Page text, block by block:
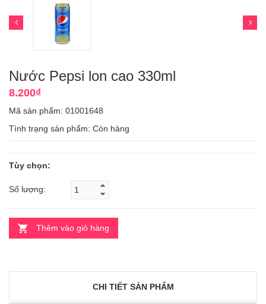
Nước Pepsi lon cao 330ml
8.200₫
Mã sản phẩm: 01001648
Tình trạng sản phẩm: Còn hàng
Tùy chọn:
Số lượng:
Thêm vào giỏ hàng
CHI TIẾT SẢN PHẨM